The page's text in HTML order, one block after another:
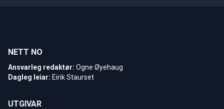
NETT NO
Ansvarleg redaktør: Ogne Øyehaug
Dagleg leiar: Eirik Staurset
UTGIVAR